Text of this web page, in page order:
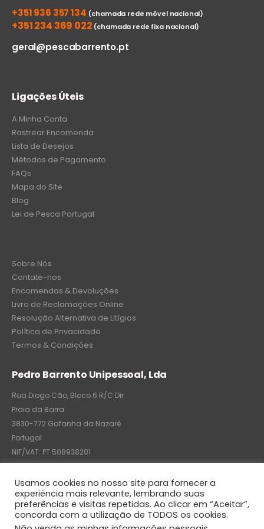
+351 936 357 134 (chamada rede móvel nacional)
+351 234 369 022 (chamada rede fixa nacional)
geral@pescabarrento.pt
Ligações Úteis
A Minha Conta
Rastrear Encomenda
Lista de Desejos
Métodos de Pagamento
FAQs
Mapa do Site
Blog
Lei de Pesca Portugal
Sobre Nós
Contate-nos
Encomendas & Devoluções
Livro de Reclamações Online
Resolução Alternativa de Litígios
Política de Privacidade
Termos & Condições
Pedro Barrento Unipessoal, Lda
Rua Diogo Cão, Bloco 6 R/C Dir
Praia da Barra
3830-772 Gafanha da Nazaré
Portugal
NIF/VAT: PT 508938201
C.R.C.: 7004-8522-6075
© Pedro Barrento Unipessoal, Lda. 2020. All Rights Reserved
Usamos cookies no nosso site para fornecer a
experiência mais relevante, lembrando suas
preferências e visitas repetidas. Ao clicar em “Aceitar”,
concorda com a utilização de TODOS os cookies.